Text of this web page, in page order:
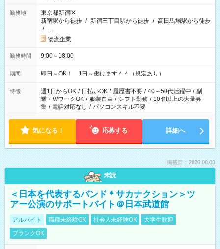
勤務地
東京都新宿区
新宿駅から徒歩 / 新宿三丁目駅から徒歩 / 高田馬場駅から徒歩
/ …
物流企業
勤務時間 9:00～18:00
期間 即日～OK！ 1日～働けます＾＾（規定あり）
特徴 週1日からOK / 日払いOK / 履歴書不要 / 40～50代活躍中 / 副
業・WワークOK / 服装自由 / シフト勤務 / 10名以上の大量募
集 / 電話対応なし / パソコンスキル不要
気になる！ 応募する 詳細へ
掲載日：2026.08.03
未読
＜日本を代表するバンド＊サカナクション＞ツ
アー公演のサポートバイト＠日本武道館
アルバイト 職種未経験OK 社会人未経験OK
大学生歓迎
ブランクOK